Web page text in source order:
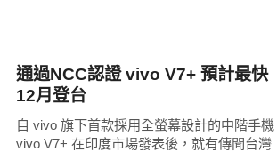
通過NCC認證 vivo V7+ 預計最快
12月登台
自 vivo 旗下首款採用全螢幕設計的中階手機
vivo V7+ 在印度市場發表後，就有傳聞台灣